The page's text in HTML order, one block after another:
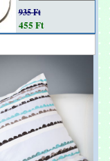
935 Ft
455 Ft